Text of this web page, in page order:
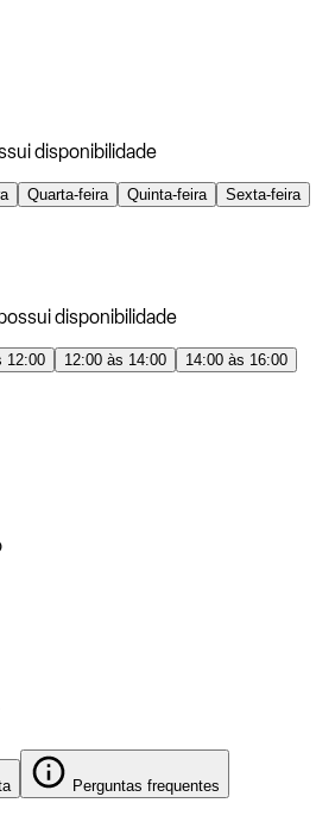
disponibilidade
Quarta-feira Quinta-feira
Sexta-feira
disponibilidade
12:00 12:00 às 14:00
14:00 às 16:00
Perguntas frequentes